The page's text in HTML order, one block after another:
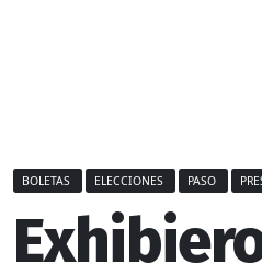
BOLETAS ELECCIONES PASO